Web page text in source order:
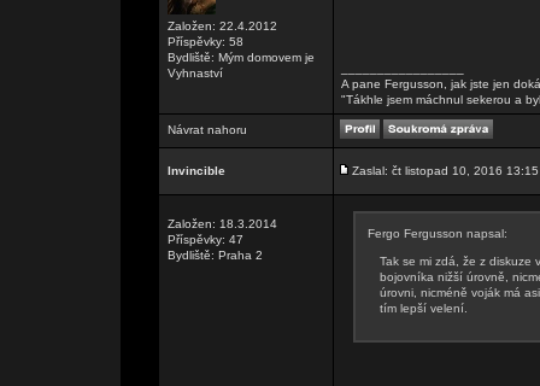
Založen: 22.4.2012
Příspěvky: 58
Bydliště: Mým domovem je
Vyhnaství
A pane Fergusson, jak jste jen
"Tákhle jsem máchnul sekerou a
Návrat nahoru
Invincible Zaslal: čt listopad 10, 2016 13:15
Založen: 18.3.2014
Příspěvky: 47
Bydliště: Praha 2
Fergo Fergusson napsal:
Tak se mi zdá, že z diskuze
bojovníka nižší úrovně,
úrovni, nicméně voják má
tím lepší velení.